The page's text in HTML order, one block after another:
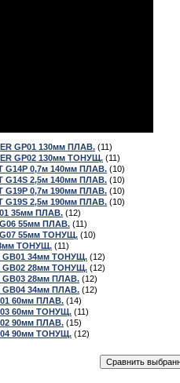
GP01 130мм ПЛАВ. (11)
GP02 130мм ТОНУЩ. (11)
G14P 0,7м 140мм ПЛАВ. (10)
G14S 2,5м 140мм ПЛАВ. (10)
G19P 0,7м 190мм ПЛАВ. (10)
G19S 2,5м 190мм ПЛАВ. (10)
35мм ПЛАВ. (12)
G06 55мм ПЛАВ. (11)
G07 55мм ТОНУЩ. (10)
ТОНУЩ. (11)
GB01 34мм ТОНУЩ. (12)
GB02 28мм ТОНУЩ. (12)
GB03 28мм ПЛАВ. (12)
GB04 34мм ПЛАВ. (12)
60мм ПЛАВ. (14)
60мм ТОНУЩ. (11)
90мм ПЛАВ. (15)
90мм ТОНУЩ. (12)